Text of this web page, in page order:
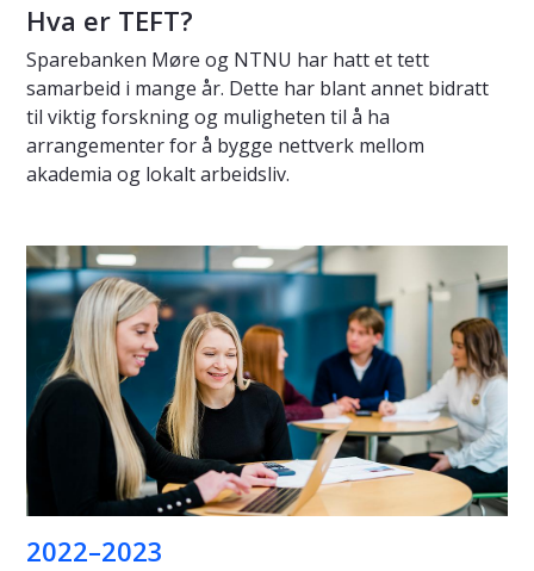
Hva er TEFT?
Sparebanken Møre og NTNU har hatt et tett
samarbeid i mange år. Dette har blant annet bidratt
til viktig forskning og muligheten til å ha
arrangementer for å bygge nettverk mellom
akademia og lokalt arbeidsliv.
2022–2023